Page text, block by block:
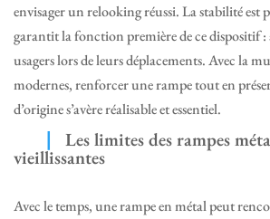
envisager un relooking réussi. La stabilité est
garantit la fonction première de ce dispositif :
usagers lors de leurs déplacements. Avec la
modernes, renforcer une rampe tout en
d’origine s’avère réalisable et essentiel.
Les limites des rampes
vieillissantes
Avec le temps, une rampe en métal peut